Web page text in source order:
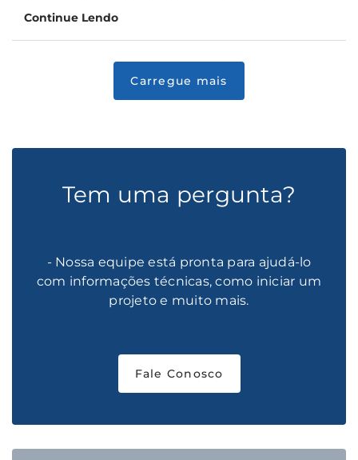
Continue Lendo
Tem uma pergunta?
- Nossa equipe está pronta para ajudá-lo
com informações técnicas, como iniciar um
projeto e muito mais.
Fale Conosco